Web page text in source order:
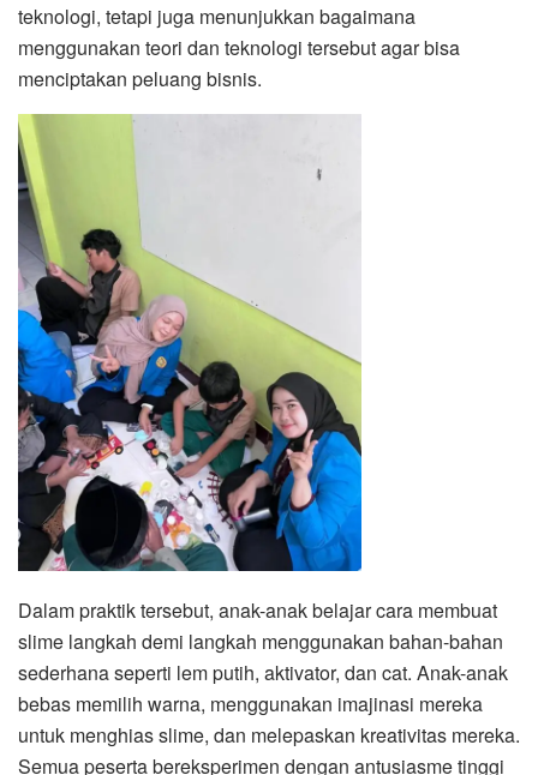
teknologi, tetapi juga menunjukkan bagaimana
menggunakan teori dan teknologi tersebut agar bisa
menciptakan peluang bisnis.
Dalam praktik tersebut, anak-anak belajar cara membuat
slime langkah demi langkah menggunakan bahan-bahan
sederhana seperti lem putih, aktivator, dan cat. Anak-anak
bebas memilih warna, menggunakan imajinasi mereka
untuk menghias slime, dan melepaskan kreativitas mereka.
Semua peserta bereksperimen dengan antusiasme tinggi